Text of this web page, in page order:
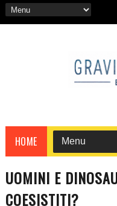
HOME
UOMINI E
COESISTITI?